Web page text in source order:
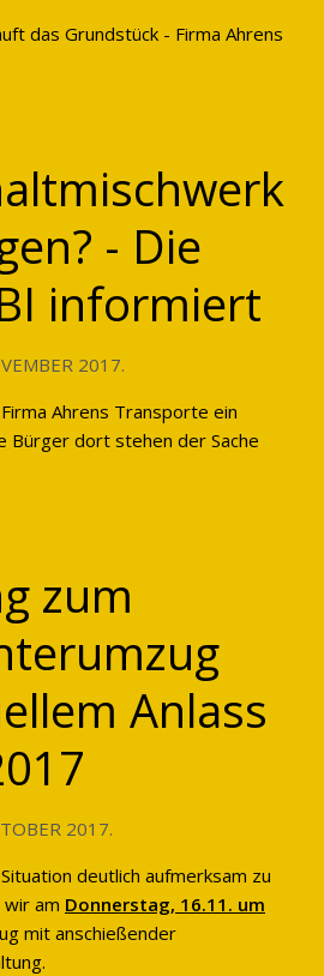
das Grundstück - Firma Ahrens
- Die
informiert
2017.
Ahrens Transporte ein
Bürger dort stehen der Sache
zum
Anlass
2017.
deutlich aufmerksam zu
am Donnerstag, 16.11. um
mit anschießender